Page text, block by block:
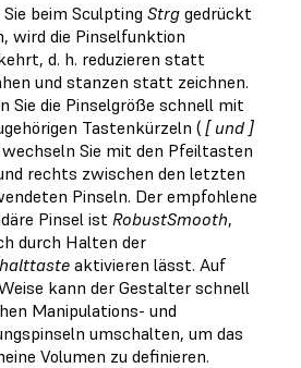
beim Sculpting Strg gedrückt
wird die Pinselfunktion
d. h. reduzieren statt
und stanzen statt zeichnen.
Sie die Pinselgröße schnell mit
Tastenkürzeln ( [ und ]
wechseln Sie mit den Pfeiltasten
rechts zwischen den letzten
Pinseln. Der empfohlene
Pinsel ist RobustSmooth,
durch Halten der
aktivieren lässt. Auf
kann der Gestalter schnell
Manipulations- und
umschalten, um das
Volumen zu definieren.